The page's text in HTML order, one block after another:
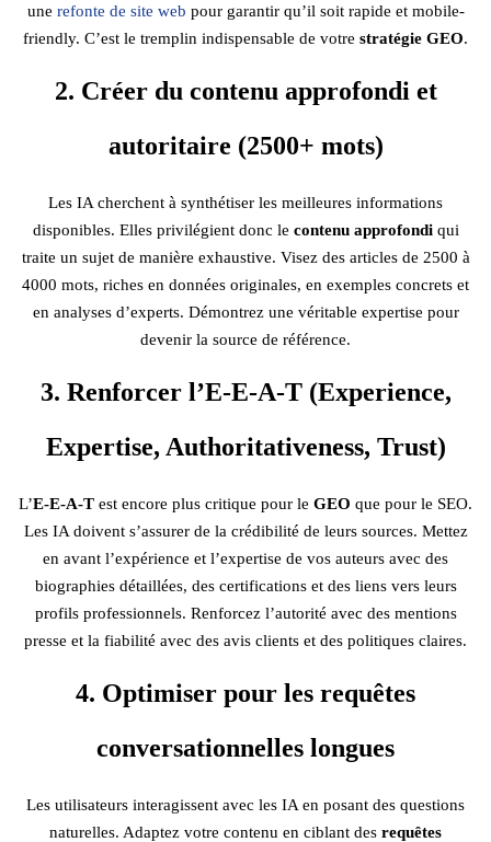
une refonte de site web pour garantir qu’il soit rapide et mobile-
friendly. C’est le tremplin indispensable de votre stratégie GEO.
2. Créer du contenu approfondi et
autoritaire (2500+ mots)
Les IA cherchent à synthétiser les meilleures informations
disponibles. Elles privilégient donc le contenu approfondiqui
traite un sujet de manière exhaustive. Visez des articles de 2500 à
4000 mots, riches en données originales, en exemples concrets et
en analyses d’experts. Démontrez une véritable expertise pour
devenir la source de référence.
3. Renforcer l’E-E-A-T (Experience,
Expertise, Authoritativeness, Trust)
L’E-E-A-T est encore plus critique pour le GEO que pour le SEO.
Les IA doivent s’assurer de la crédibilité de leurs sources. Mettez
en avant l’expérience et l’expertise de vos auteurs avec des
biographies détaillées, des certifications et des liens vers leurs
profils professionnels. Renforcez l’autorité avec des mentions
presse et la fiabilité avec des avis clients et des politiques claires.
4. Optimiser pour les requêtes
conversationnelles longues
Les utilisateurs interagissent avec les IA en posant des questions
naturelles. Adaptez votre contenu en ciblant des requêtes